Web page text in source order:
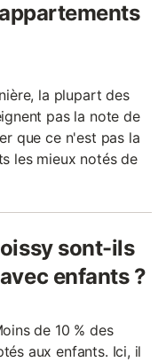
la plupart des
pas la note de
que ce n'est pas la
les mieux notés de
sont-ils
enfants ?
de 10 % des
aux enfants. Ici, il